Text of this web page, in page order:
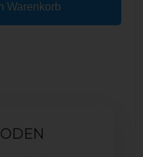
Warenkorb